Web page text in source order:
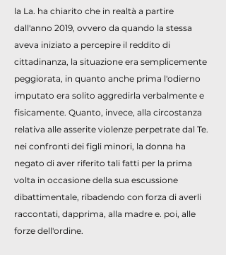
la La. ha chiarito che in realtà a partire
dall'anno 2019, ovvero da quando la stessa
aveva iniziato a percepire il reddito di
cittadinanza, la situazione era semplicemente
peggiorata, in quanto anche prima l'odierno
imputato era solito aggredirla verbalmente e
fisicamente. Quanto, invece, alla circostanza
relativa alle asserite violenze perpetrate dal Te.
nei confronti dei figli minori, la donna ha
negato di aver riferito tali fatti per la prima
volta in occasione della sua escussione
dibattimentale, ribadendo con forza di averli
raccontati, dapprima, alla madre e. poi, alle
forze dell'ordine.